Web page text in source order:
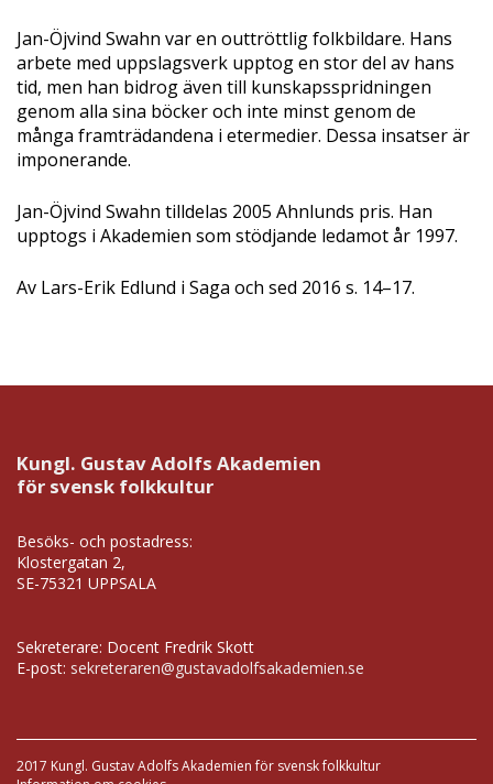
Jan-Öjvind Swahn var en outtröttlig folkbildare. Hans
arbete med uppslagsverk upptog en stor del av hans
tid, men han bidrog även till kunskapsspridningen
genom alla sina böcker och inte minst genom de
många framträdandena i etermedier. Dessa insatser är
imponerande.
Jan-Öjvind Swahn tilldelas 2005 Ahnlunds pris. Han
upptogs i Akademien som stödjande ledamot år 1997.
Av Lars-Erik Edlund i Saga och sed 2016 s. 14–17.
Kungl. Gustav Adolfs Akademien
för svensk folkkultur
Besöks- och postadress:
Klostergatan 2,
SE-75321 UPPSALA
Sekreterare: Docent Fredrik Skott
E-post: sekreteraren@gustavadolfsakademien.se
2017 Kungl. Gustav Adolfs Akademien för svensk folkkultur